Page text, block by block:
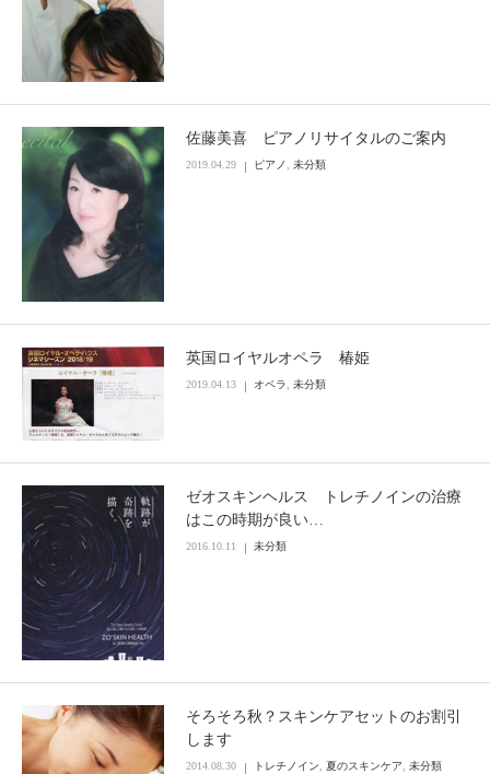
佐藤美喜 ピアノリサイタルのご案内
2019.04.29 ピアノ 未分類
英国ロイヤルオペラ 椿姫
2019.04.13 オペラ 未分類
ゼオスキンヘルス トレチノインの治療
はこの時期が良い…
2016.10.11 未分類
そろそろ秋？スキンケアセットのお割引
します
2014.08.30 トレチノイン, 夏のスキンケア, 未分類